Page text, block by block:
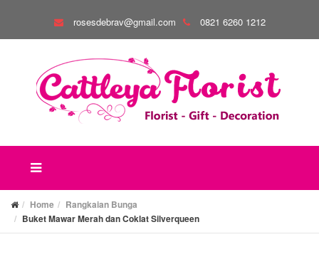
rosesdebrav@gmail.com 0821 6260 1212
Home
Rangkaian Bunga
Buket Mawar Merah dan Coklat Silverqueen